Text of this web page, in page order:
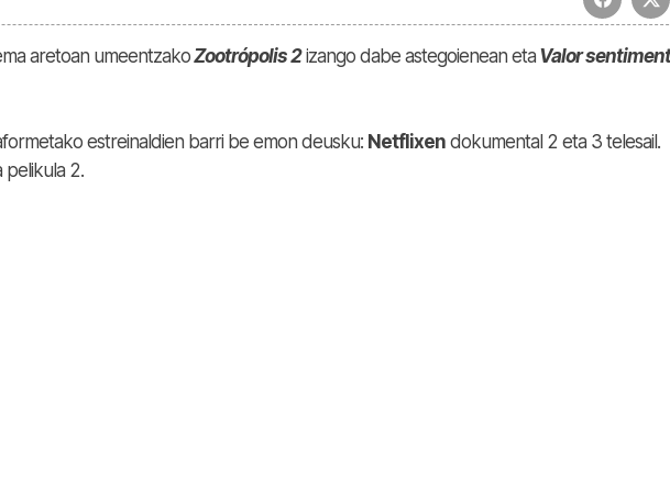
aretoan umeentzakoZootrópolis 2izango dabe astegoienean eta Valor
estreinaldien barri be emon deusku: Netflixen dokumental 2 eta 3 telesail.
pelikula 2.